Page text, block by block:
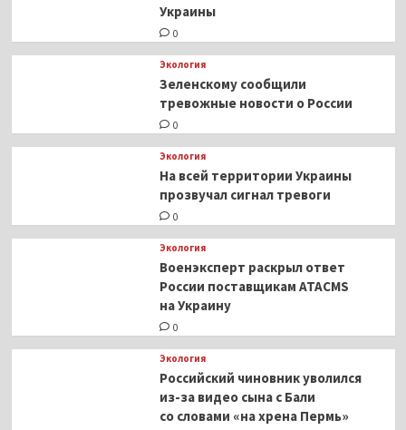
Украины
0
Экология
Зеленскому сообщили
тревожные новости о России
0
Экология
На всей территории Украины
прозвучал сигнал тревоги
0
Экология
Военэксперт раскрыл ответ
России поставщикам ATACMS
на Украину
0
Экология
Российский чиновник уволился
из-за видео сына с Бали
со словами «на хрена Пермь»